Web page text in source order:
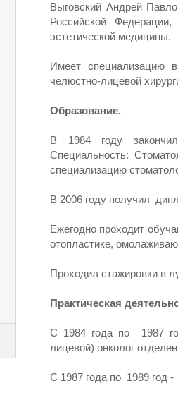
Выговский Андрей
Российской
эстетической медицины.
Имеет специализацию в
челюстно-лицевой
Образование.
В 1984 году закончил
Специальность:
специализацию
В 2006 году получил
Ежегодно проходит
отопластике,
Проходил стажировки в
Практическая
С 1984 года по 1987
лицевой) онколог
С 1987 года по 1989